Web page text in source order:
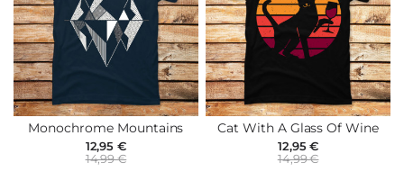
Monochrome Mountains
12,95 €
14,99 €
Cat With A Glass Of Wine
12,95 €
14,99 €